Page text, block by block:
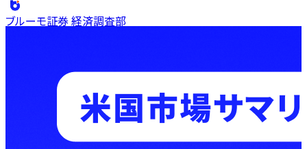
ブルーモ証券 経済調査部